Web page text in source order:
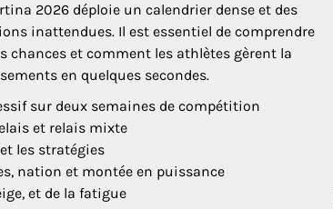
2026 déploie un calendrier dense et des
inattendues. Il est essentiel de comprendre
chances et comment les athlètes gèrent la
en quelques secondes.
sur deux semaines de compétition
et relais mixte
les stratégies
nation et montée en puissance
et de la fatigue